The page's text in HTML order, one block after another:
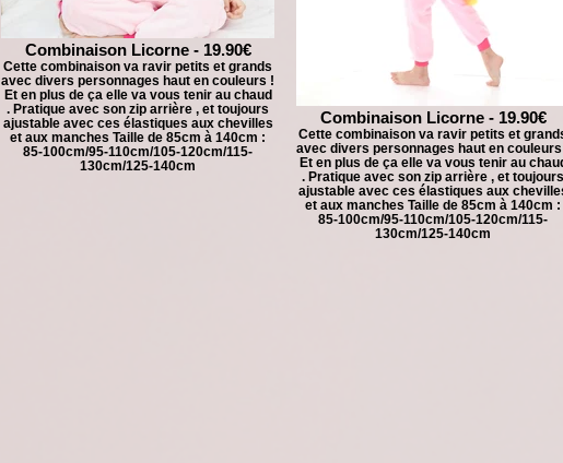
Combinaison Licorne - 19.90€
Cette combinaison va ravir petits et grands
avec divers personnages haut en couleurs !
Et en plus de ça elle va vous tenir au chaud
. Pratique avec son zip arrière , et toujours
ajustable avec ces élastiques aux chevilles
et aux manches Taille de 85cm à 140cm :
85-100cm/95-110cm/105-120cm/115-
130cm/125-140cm
Combinaison Licorne - 19.90€
Cette combinaison va ravir petits et
avec divers personnages haut en
Et en plus de ça elle va vous tenir au
. Pratique avec son zip arrière , et toujours
ajustable avec ces élastiques aux
et aux manches Taille de 85cm à 140cm :
85-100cm/95-110cm/105-120cm/115-
130cm/125-140cm